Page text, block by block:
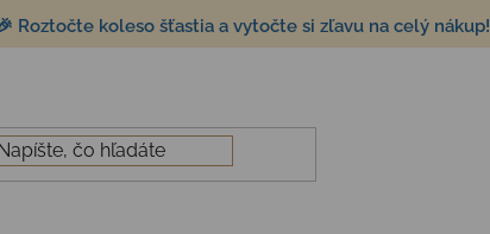
Roztočte koleso šťastia a vytočte si zľavu na celý nákup!